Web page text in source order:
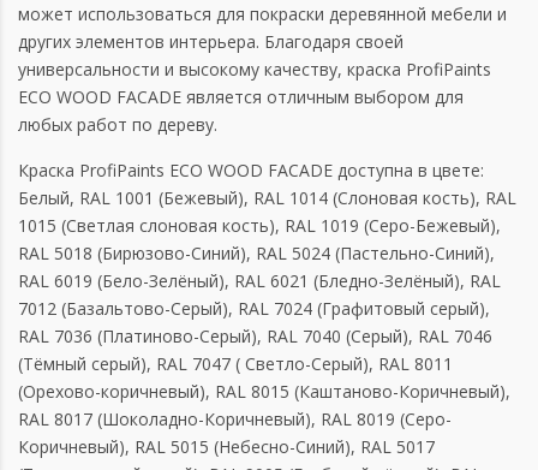
может использоваться для покраски деревянной мебели и
других элементов интерьера. Благодаря своей
универсальности и высокому качеству, краска ProfiPaints
ECO WOOD FACADE является отличным выбором для
любых работ по дереву.
Краска ProfiPaints ECO WOOD FACADE доступна в цвете:
Белый, RAL 1001 (Бежевый), RAL 1014 (Слоновая кость), RAL
1015 (Светлая слоновая кость), RAL 1019 (Серо-Бежевый),
RAL 5018 (Бирюзово-Синий), RAL 5024 (Пастельно-Синий),
RAL 6019 (Бело-Зелёный), RAL 6021 (Бледно-Зелёный), RAL
7012 (Базальтово-Серый), RAL 7024 (Графитовый серый),
RAL 7036 (Платиново-Серый), RAL 7040 (Серый), RAL 7046
(Тёмный серый), RAL 7047 ( Светло-Серый), RAL 8011
(Орехово-коричневый), RAL 8015 (Каштаново-Коричневый),
RAL 8017 (Шоколадно-Коричневый), RAL 8019 (Серо-
Коричневый), RAL 5015 (Небесно-Синий), RAL 5017